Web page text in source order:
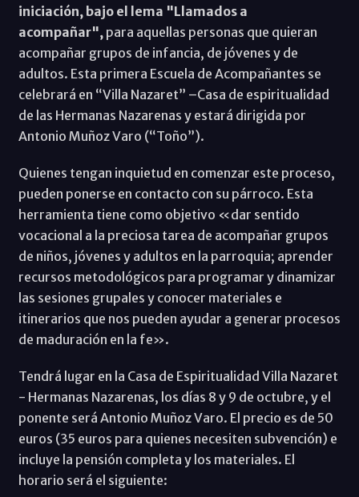
iniciación, bajo el lema "Llamados a
acompañar", para aquellas personas que quieran
acompañar grupos de infancia, de jóvenes y de
adultos. Esta primera Escuela de Acompañantes se
celebrará en “Villa Nazaret” –Casa de espiritualidad
de las Hermanas Nazarenas y estará dirigida por
Antonio Muñoz Varo (“Toño”).
Quienes tengan inquietud en comenzar este proceso,
pueden ponerse en contacto con su párroco. Esta
herramienta tiene como objetivo «dar sentido
vocacional a la preciosa tarea de acompañar grupos
de niños, jóvenes y adultos en la parroquia; aprender
recursos metodológicos para programar y dinamizar
las sesiones grupales y conocer materiales e
itinerarios que nos pueden ayudar a generar procesos
de maduración en la fe».
Tendrá lugar en la Casa de Espiritualidad Villa Nazaret
- Hermanas Nazarenas, los días 8 y 9 de octubre, y el
ponente será Antonio Muñoz Varo. El precio es de 50
euros (35 euros para quienes necesiten subvención) e
incluye la pensión completa y los materiales. El
horario será el siguiente: